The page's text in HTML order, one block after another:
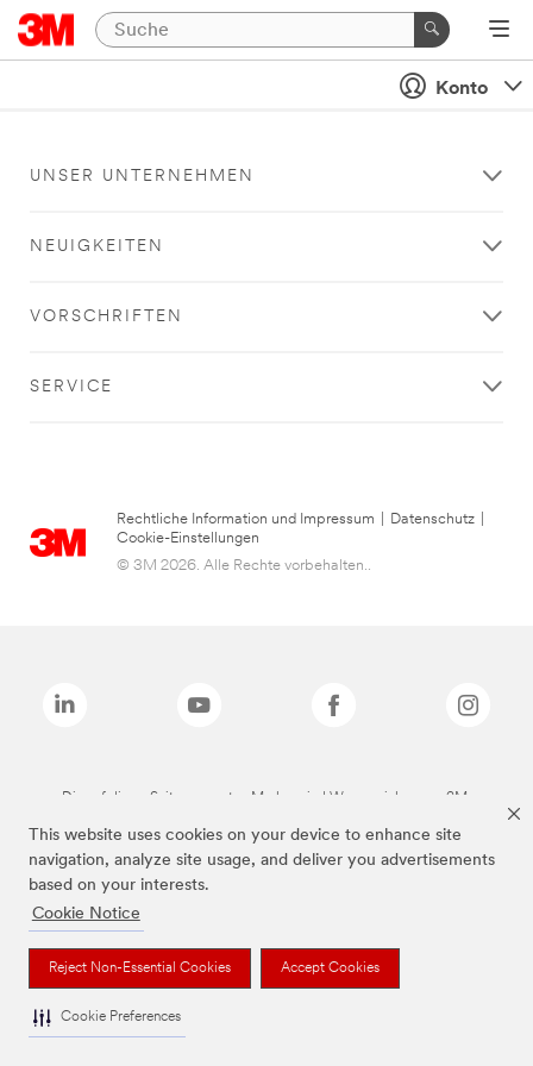
This website uses cookies on your device to enhance site
navigation, analyze site usage, and deliver you advertisements
based on your interests.
Cookie Notice
Reject Non-Essential Cookies Accept Cookies
Cookie Preferences
Konto
UNSER UNTERNEHMEN
NEUIGKEITEN
VORSCHRIFTEN
SERVICE
Rechtliche Information und Impressum Datenschutz
Cookie-Einstellungen
© 3M 2026. Alle Rechte vorbehalten..
Die auf dieser Seite genannten Marken sind Warenzeichen von 3M.